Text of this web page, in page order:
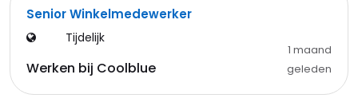
Senior Winkelmedewerker
Tijdelijk
Werken bij Coolblue
1 maand
geleden